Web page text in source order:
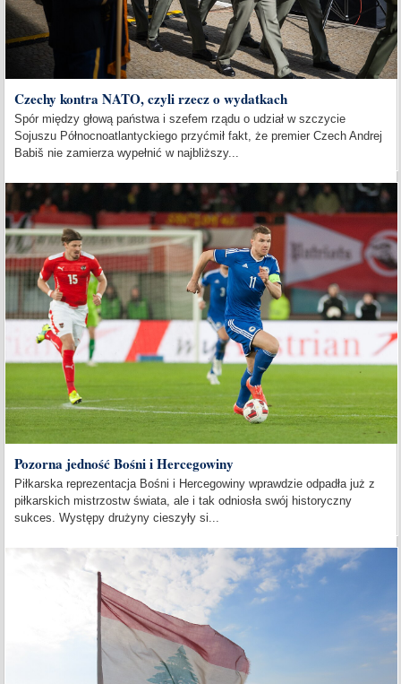
Czechy kontra NATO, czyli rzecz o wydatkach
Spór między głową państwa i szefem rządu o udział w szczycie
Sojuszu Północnoatlantyckiego przyćmił fakt, że premier Czech Andrej
Babiš nie zamierza wypełnić w najbliższy...
Pozorna jedność Bośni i Hercegowiny
Piłkarska reprezentacja Bośni i Hercegowiny wprawdzie odpadła już z
piłkarskich mistrzostw świata, ale i tak odniosła swój historyczny
sukces. Występy drużyny cieszyły si...